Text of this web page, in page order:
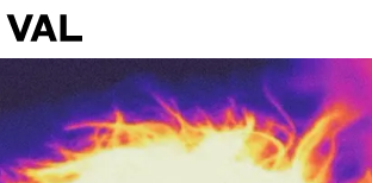
« Le genre idéal »